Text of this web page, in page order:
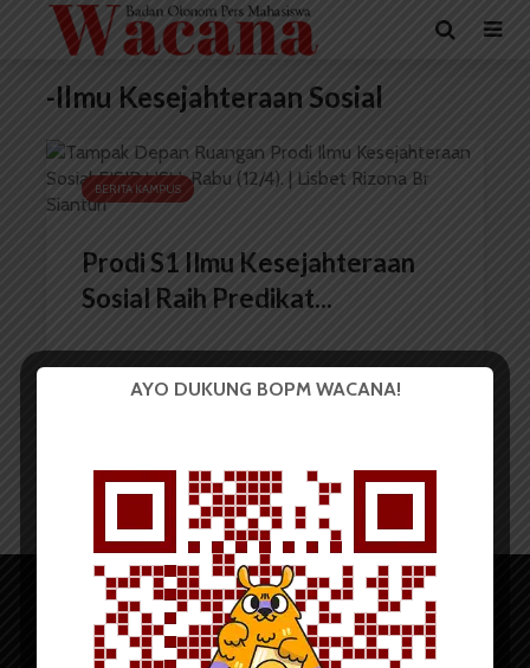
-Ilmu Kesejahteraan Sosial
BERITA KAMPUS
Prodi S1 Ilmu Kesejahteraan
Sosial Raih Predikat...
AYO DUKUNG BOPM WACANA!